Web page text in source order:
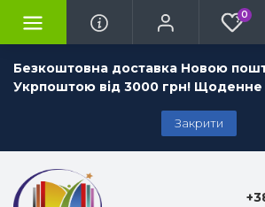
Безкоштовна доставка Новою
Укрпоштою від 3000 грн! Щоденне
Закрити
0